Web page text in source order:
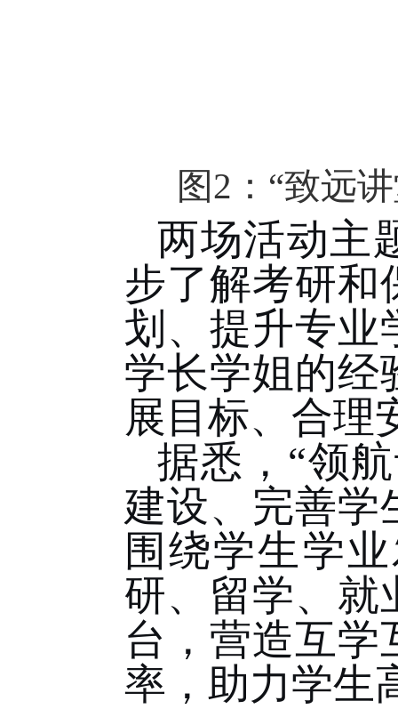
图2 ：“致远
两场活动主
步了解考研和
划、提升专业
学长学姐的经
展目标、合理
据悉，“领
建设、完善学
围绕学生学
研、留学、就
台，营造互学
率，助力学生